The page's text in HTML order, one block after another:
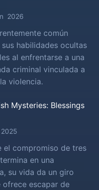
2026
común
habilidades ocultas
al enfrentarse a una
criminal vinculada a
violencia.
Mysteries: Blessings
2025
el compromiso de tres
en una
su vida da un giro
ofrece escapar de